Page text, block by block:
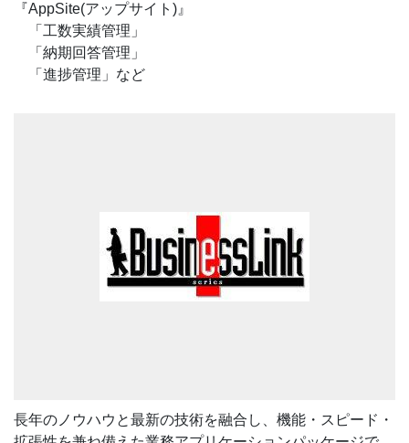
『AppSite(アップサイト)』
「工数実績管理」
「納期回答管理」
「進捗管理」など
長年のノウハウと最新の技術を融合し、機能・スピード・